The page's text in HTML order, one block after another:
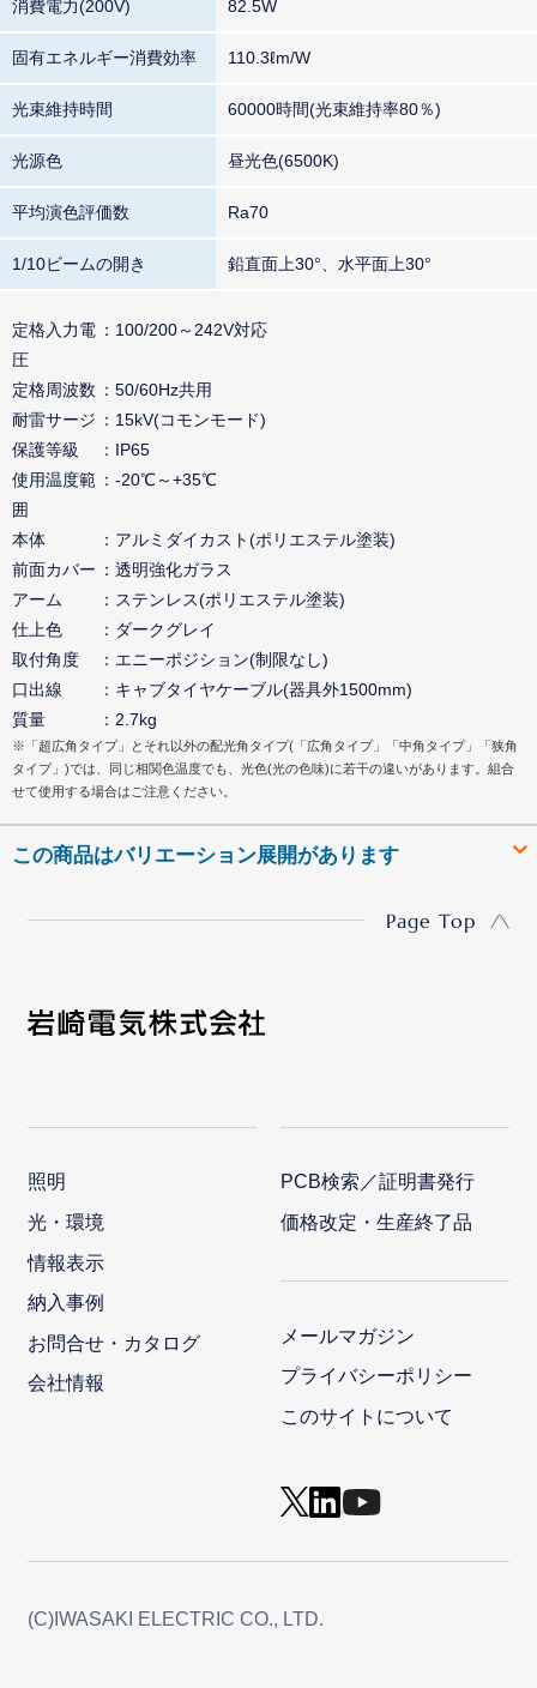
消費電力(200V) 82.5W
固有エネルギー消費効率 110.3ℓm/W
光束維持時間 60000時間(光束維持率80％)
光源色 昼光色(6500K)
平均演色評価数 Ra70
1/10ビームの開き 鉛直面上30°、水平面上30°
定格入力電
圧
100/200～242V対応
定格周波数
50/60Hz共用
耐雷サージ
15kV(コモンモード)
保護等級
IP65
使用温度範
囲
-20℃～+35℃
本体
アルミダイカスト(ポリエステル塗装)
前面カバー
透明強化ガラス
アーム
ステンレス(ポリエステル塗装)
仕上色
ダークグレイ
取付角度
エニーポジション(制限なし)
口出線
キャブタイヤケーブル(器具外1500mm)
質量
2.7kg
※「超広角タイプ」とそれ以外の配光角タイプ(「広角タイプ」「中角タイプ」「狭角
タイプ」)では、同じ相関色温度でも、光色(光の色味)に若干の違いがあります。組合
せて使用する場合はご注意ください。
この商品はバリエーション展開があります
Page Top
照明
光・環境
情報表示
納入事例
お問合せ・カタログ
会社情報
PCB検索／証明書発行
価格改定・生産終了品
メールマガジン
プライバシーポリシー
このサイトについて
(C)IWASAKI ELECTRIC CO., LTD.